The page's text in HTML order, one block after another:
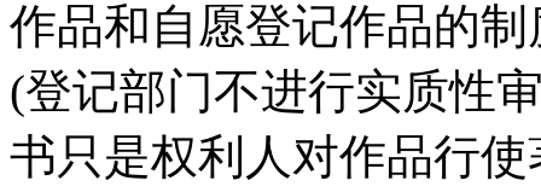
作品和自愿登记作品的
(登记部门不进行实质性
书只是权利人对作品行